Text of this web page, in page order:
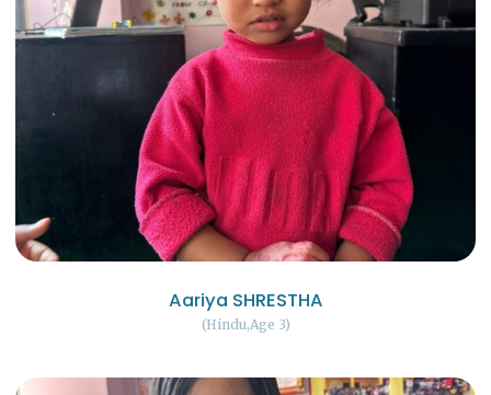
Aariya SHRESTHA
Hindu Age 3